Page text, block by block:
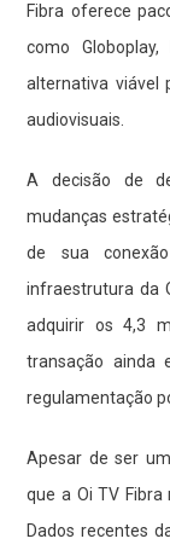
Fibra oferece
como
alternativa viável
audiovisuais.
A decisão de
mudanças
de sua
infraestrutura da
adquirir os 4,3
transação ainda
regulamentação
Apesar de ser
que a Oi TV
Dados recentes